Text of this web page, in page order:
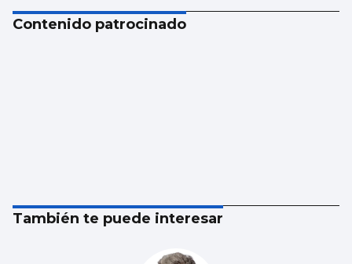
Contenido patrocinado
También te puede interesar